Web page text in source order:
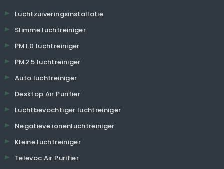
Luchtzuiveringsinstallatie
Slimme luchtreiniger
PM1.0 luchtreiniger
PM2.5 luchtreiniger
Auto luchtreiniger
Desktop Air Purifier
Luchtbevochtiger luchtreiniger
Negatieve ionenluchtreiniger
Kleine luchtreiniger
Televoc Air Purifier